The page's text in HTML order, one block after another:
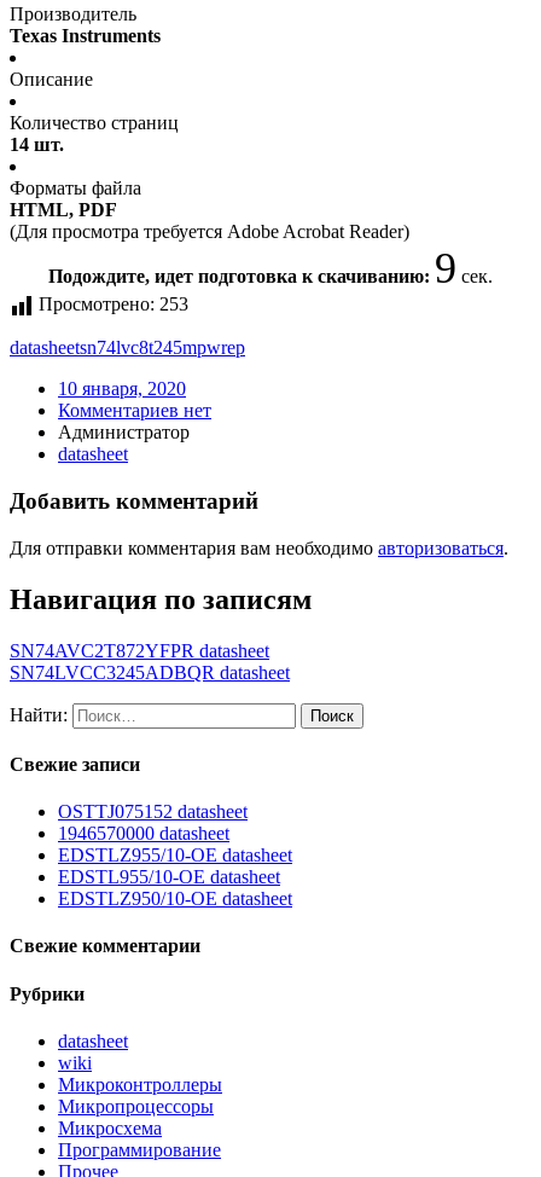
Производитель
Texas Instruments
Описание
Количество страниц
14 шт.
Форматы файла
HTML, PDF
(Для просмотра требуется Adobe Acrobat Reader)
Подождите, идет подготовка к скачиванию: 9 сек.
Просмотрено: 253
datasheetsn74lvc8t245mpwrep
10 января, 2020
Комментариев нет
Администратор
datasheet
Добавить комментарий
Для отправки комментария вам необходимо авторизоваться.
Навигация по записям
SN74AVC2T872YFPR datasheet
SN74LVCC3245ADBQR datasheet
Найти:
Свежие записи
OSTTJ075152 datasheet
1946570000 datasheet
EDSTLZ955/10-OE datasheet
EDSTL955/10-OE datasheet
EDSTLZ950/10-OE datasheet
Свежие комментарии
Рубрики
datasheet
wiki
Микроконтроллеры
Микропроцессоры
Микросхема
Программирование
Прочее